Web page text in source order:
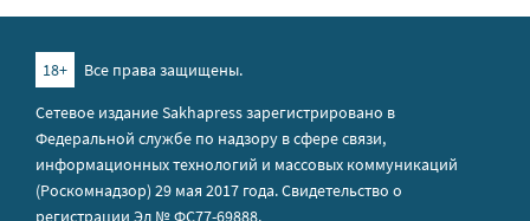
18+
Все права защищены.
Сетевое издание Sakhapress зарегистрировано в
Федеральной службе по надзору в сфере связи,
информационных технологий и массовых коммуникаций
(Роскомнадзор) 29 мая 2017 года. Свидетельство о
регистрации Эл № ФС77-69888.